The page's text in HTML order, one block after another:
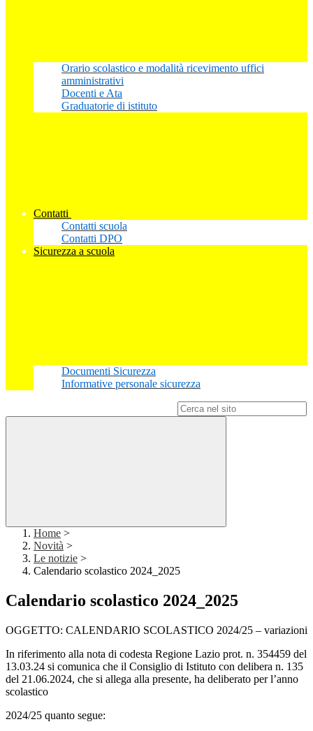
Orario scolastico e modalità ricevimento uffici
amministrativi
Docenti e Ata
Graduatorie di istituto
Contatti
Contatti scuola
Contatti DPO
Sicurezza a scuola
Documenti Sicurezza
Informative personale sicurezza
Home >
Novità >
Le notizie >
Calendario scolastico 2024_2025
Calendario scolastico 2024_2025
OGGETTO: CALENDARIO SCOLASTICO 2024/25 – variazioni
In riferimento alla nota di codesta Regione Lazio prot. n. 354459 del
13.03.24 si comunica che il Consiglio di Istituto con delibera n. 135
del 21.06.2024, che si allega alla presente, ha deliberato per l’anno
scolastico
2024/25 quanto segue: